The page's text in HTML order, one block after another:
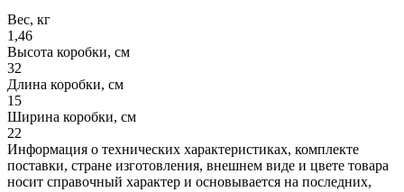
Вес, кг
1,46
Высота коробки, см
32
Длина коробки, см
15
Ширина коробки, см
22
Информация о технических характеристиках, комплекте
поставки, стране изготовления, внешнем виде и цвете товара
носит справочный характер и основывается на последних,